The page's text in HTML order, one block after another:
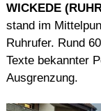
WICKEDE
stand im
Ruhrufer. Rund
Texte bekannter
Ausgrenzung.